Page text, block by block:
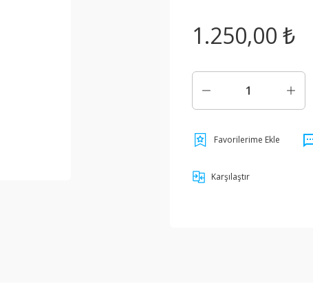
1.250,00 ₺
Karşılaştır